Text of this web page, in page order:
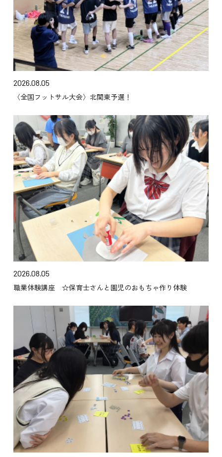
2026.08.05
〈全国フットサル大会〉北関東予選！
2026.08.05
職業体験講座 ☆保育士さんと園児のおもちゃ作り体験